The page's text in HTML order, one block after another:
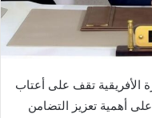
الأفريقية تقف على أعتاب
أهمية تعزيز التضامن